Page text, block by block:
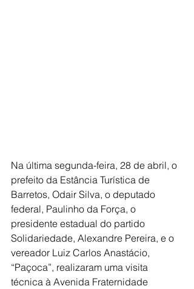
Na última segunda-feira, 28 de abril, o
prefeito da Estância Turística de
Barretos, Odair Silva, o deputado
federal, Paulinho da Força, o
presidente estadual do partido
Solidariedade, Alexandre Pereira, e o
vereador Luiz Carlos Anastácio,
“Paçoca”, realizaram uma visita
técnica à Avenida Fraternidade